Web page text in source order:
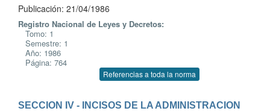
Publicación: 21/04/1986
Registro Nacional de Leyes y Decretos:
Tomo: 1
Semestre: 1
Año: 1986
Página: 764
Referencias a toda la norma
SECCION IV - INCISOS DE LA ADMINISTRACION